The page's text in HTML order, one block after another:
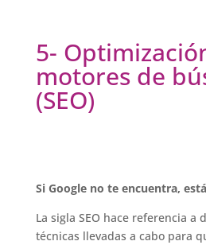
5-
motores de
(SEO)
Si Google no te encuentra,
La sigla SEO hace referencia a
técnicas llevadas a cabo para